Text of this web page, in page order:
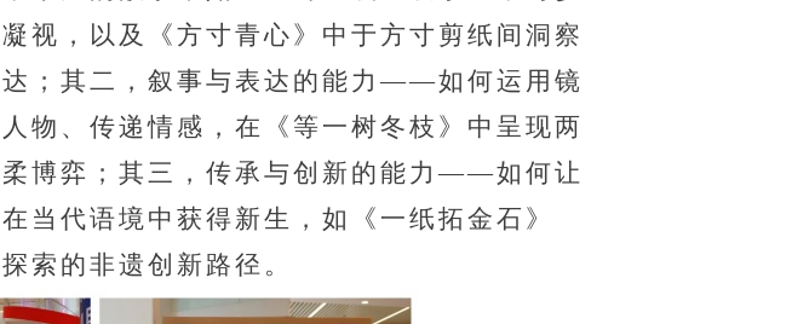
视，以及《方寸青心》中于方寸剪纸间洞察
；其二，叙事与表达的能力——如何运用镜
物、传递情感，在《等一树冬枝》中呈现两
博弈；其三，传承与创新的能力——如何让
当代语境中获得新生，如《一纸拓金石》
索的非遗创新路径。